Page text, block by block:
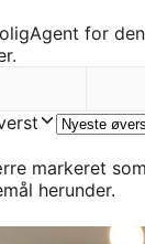
for
markeret
herunder.